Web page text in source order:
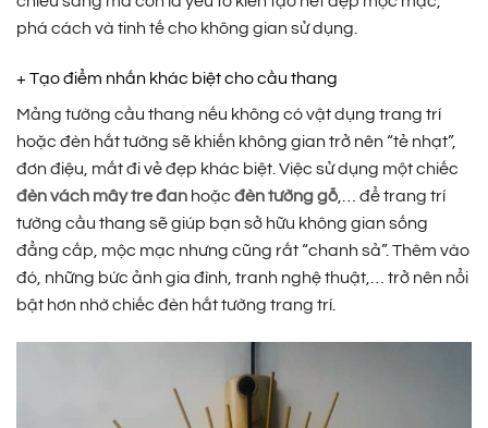
phá cách và tinh tế cho không gian sử dụng.
+ Tạo điểm nhấn khác biệt cho cầu thang
Mảng tường cầu thang nếu không có vật dụng trang trí
hoặc đèn hắt tường sẽ khiến không gian trở nên “tẻ nhạt”,
đơn điệu, mất đi vẻ đẹp khác biệt. Việc sử dụng một chiếc
đèn vách mây tre đan hoặc đèn tường gỗ ,… để trang trí
tường cầu thang sẽ giúp bạn sở hữu không gian sống
đẳng cấp, mộc mạc nhưng cũng rất “chanh sả”. Thêm vào
đó, những bức ảnh gia đình, tranh nghệ thuật,… trở nên nổi
bật hơn nhờ chiếc đèn hắt tường trang trí.